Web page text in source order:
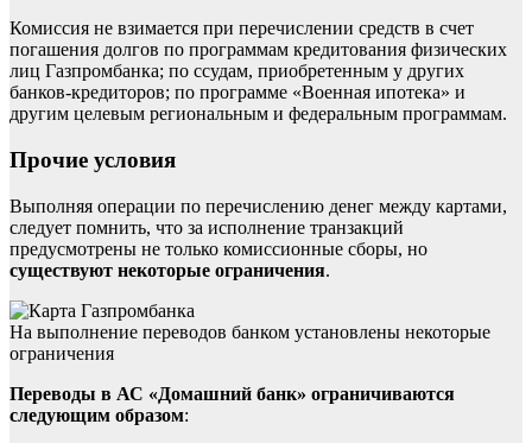
Комиссия не взимается при перечислении средств в счет
погашения долгов по программам кредитования физических
лиц Газпромбанка; по ссудам, приобретенным у других
банков-кредиторов; по программе «Военная ипотека» и
другим целевым региональным и федеральным программам.
Прочие условия
Выполняя операции по перечислению денег между картами,
следует помнить, что за исполнение транзакций
предусмотрены не только комиссионные сборы, но
существуют некоторые ограничения.
На выполнение переводов банком установлены некоторые
ограничения
Переводы в АС «Домашний банк» ограничиваются
следующим образом: